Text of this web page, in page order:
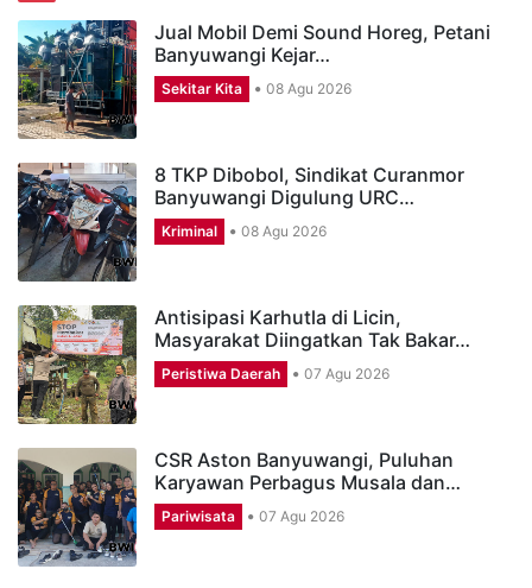
Jual Mobil Demi Sound Horeg, Petani
Banyuwangi Kejar…
Sekitar Kita 08 Agu 2026
8 TKP Dibobol, Sindikat Curanmor
Banyuwangi Digulung URC…
Kriminal 08 Agu 2026
Antisipasi Karhutla di Licin,
Masyarakat Diingatkan Tak Bakar…
Peristiwa Daerah 07 Agu 2026
CSR Aston Banyuwangi, Puluhan
Karyawan Perbagus Musala dan…
Pariwisata 07 Agu 2026